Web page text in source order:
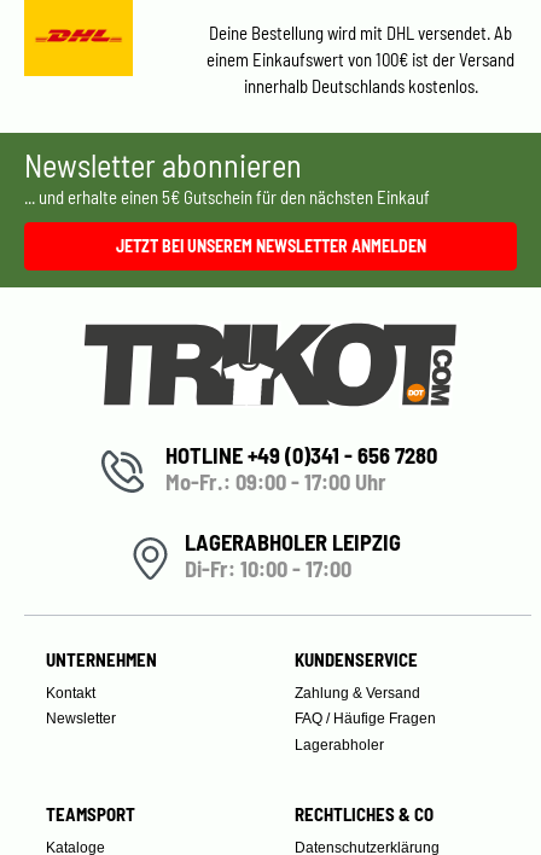
Deine Bestellung wird mit DHL versendet. Ab
einem Einkaufswert von 100€ ist der Versand
innerhalb Deutschlands kostenlos.
Newsletter abonnieren
... und erhalte einen 5€ Gutschein für den nächsten Einkauf
JETZT BEI UNSEREM NEWSLETTER ANMELDEN
HOTLINE +49 (0)341 - 656 7280
Mo-Fr.: 09:00 - 17:00 Uhr
LAGERABHOLER LEIPZIG
Di-Fr: 10:00 - 17:00
UNTERNEHMEN
Kontakt
Newsletter
KUNDENSERVICE
Zahlung & Versand
FAQ / Häufige Fragen
Lagerabholer
TEAMSPORT
Kataloge
RECHTLICHES & CO
Datenschutzerklärung